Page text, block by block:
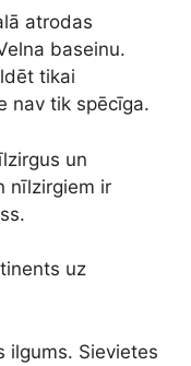
atrodas
baseinu.
tikai
nav tik spēcīga.
un
nīlzirgiem ir
uz
ilgums. Sievietes